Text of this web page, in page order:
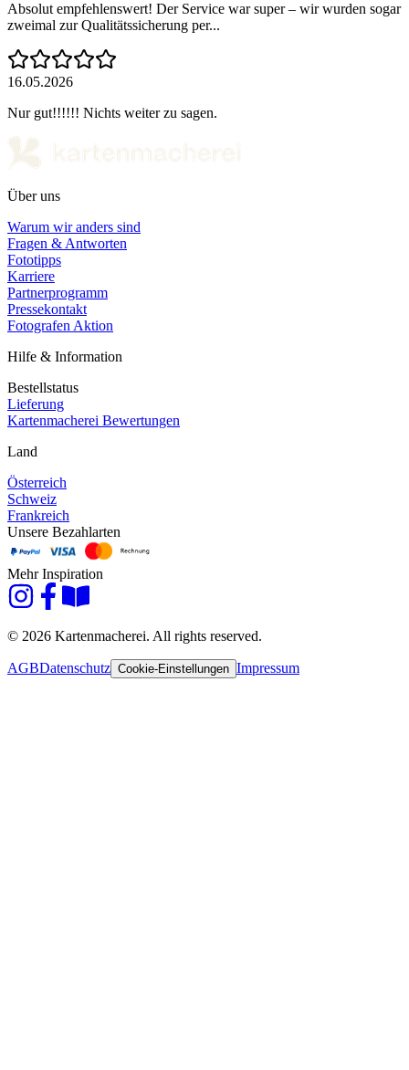
Absolut empfehlenswert! Der Service war super – wir wurden sogar
zweimal zur Qualitätssicherung per...
16.05.2026
Nur gut!!!!!! Nichts weiter zu sagen.
Über uns
Warum wir anders sind
Fragen & Antworten
Fototipps
Karriere
Partnerprogramm
Pressekontakt
Fotografen Aktion
Hilfe & Information
Bestellstatus
Lieferung
Kartenmacherei Bewertungen
Land
Österreich
Schweiz
Frankreich
Unsere Bezahlarten
Mehr Inspiration
© 2026 Kartenmacherei. All rights reserved.
AGBDatenschutz Cookie-Einstellungen Impressum